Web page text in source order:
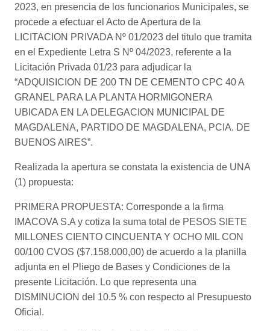
2023, en presencia de los funcionarios Municipales, se
procede a efectuar el Acto de Apertura de la
LICITACION PRIVADA Nº 01/2023 del titulo que tramita
en el Expediente Letra S Nº 04/2023, referente a la
Licitación Privada 01/23 para adjudicar la
“ADQUISICION DE 200 TN DE CEMENTO CPC 40 A
GRANEL PARA LA PLANTA HORMIGONERA
UBICADA EN LA DELEGACION MUNICIPAL DE
MAGDALENA, PARTIDO DE MAGDALENA, PCIA. DE
BUENOS AIRES”.
Realizada la apertura se constata la existencia de UNA
(1) propuesta:
PRIMERA PROPUESTA: Corresponde a la firma
IMACOVA S.A y cotiza la suma total de PESOS SIETE
MILLONES CIENTO CINCUENTA Y OCHO MIL CON
00/100 CVOS ($7.158.000,00) de acuerdo a la planilla
adjunta en el Pliego de Bases y Condiciones de la
presente Licitación. Lo que representa una
DISMINUCION del 10.5 % con respecto al Presupuesto
Oficial.